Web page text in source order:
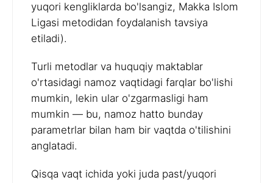
yuqori kengliklarda bo'lsangiz, Makka Islom
Ligasi metodidan foydalanish tavsiya
etiladi).
Turli metodlar va huquqiy maktablar
o'rtasidagi namoz vaqtidagi farqlar bo'lishi
mumkin, lekin ular o'zgarmasligi ham
mumkin — bu, namoz hatto bunday
parametrlar bilan ham bir vaqtda o'tilishini
anglatadi.
Qisqa vaqt ichida yoki juda past/yuqori